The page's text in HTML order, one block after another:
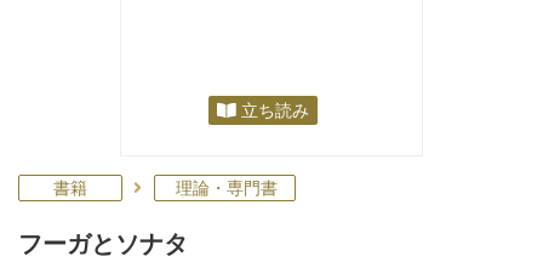
立ち読み
書籍 理論・専門書
フーガとソナタ